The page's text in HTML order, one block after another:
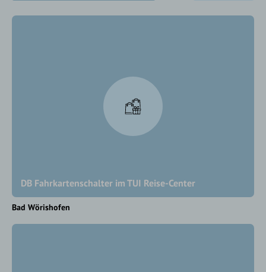
DB Fahrkartenschalter im TUI Reise-Center
Bad Wörishofen